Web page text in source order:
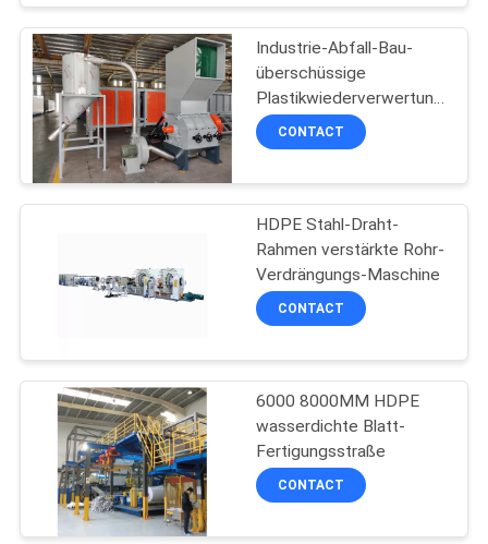
Industrie-Abfall-Bau-
überschüssige
Zerkleinerungsmaschine
CONTACT
HDPE Stahl-Draht-
Rahmen verstärkte Rohr-
Verdrängungs-Maschine
CONTACT
6000 8000MM HDPE
wasserdichte Blatt-
Fertigungsstraße
CONTACT